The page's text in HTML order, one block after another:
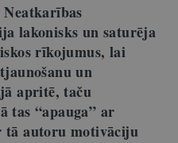
lakonisks un saturēja
rīkojumus, lai
un
apritē, taču
tas “apauga” ar
tā autoru motivāciju